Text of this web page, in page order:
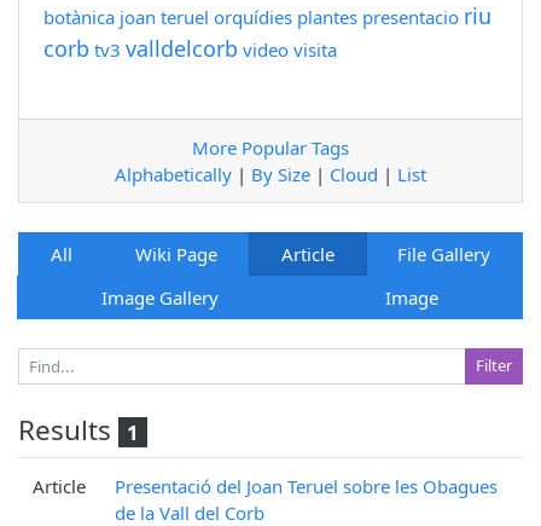
botànica joan teruel orquídies plantes presentacio riu
corb tv3 valldelcorb video visita
More Popular Tags
Alphabetically | By Size | Cloud | List
All Wiki Page Article
File Gallery
Image Gallery
Image
Results 1
Article
Presentació del Joan Teruel sobre les Obagues
de la Vall del Corb